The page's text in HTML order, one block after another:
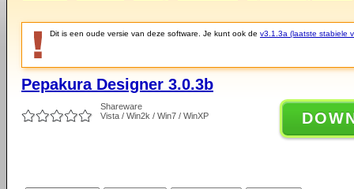
Dit is een oude versie van deze software. Je kunt ook de v3.1.3a (laatste stabiele
Pepakura Designer 3.0.3b
Shareware
Vista / Win2k / Win7 / WinXP